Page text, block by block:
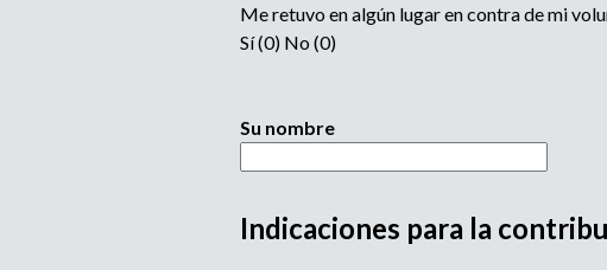
Me retuvo en algún lugar en contra de mi
Sí (0) No (0)
Su nombre
Indicaciones para la